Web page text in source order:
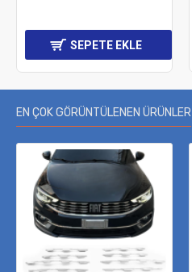
SEPETE EKLE
EN ÇOK GÖRÜNTÜLENEN ÜRÜNLER